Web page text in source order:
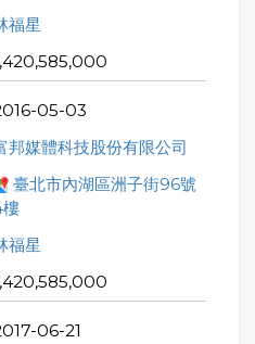
福星
05-03
邦媒體科技股份有限公司
臺北市內湖區洲子街96號
福星
06-21